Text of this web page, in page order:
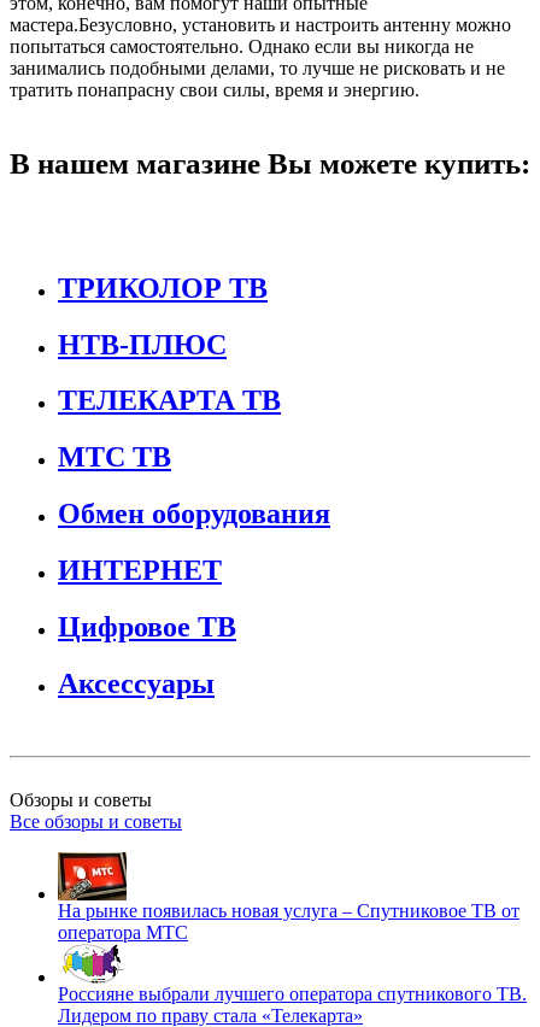
мастера.Безусловно, установить и настроить антенну можно
попытаться самостоятельно. Однако если вы никогда не
занимались подобными делами, то лучше не рисковать и не
тратить понапрасну свои силы, время и энергию.
В нашем магазине Вы можете купить:
ТРИКОЛОР ТВ
НТВ-ПЛЮС
ТЕЛЕКАРТА ТВ
МТС ТВ
Обмен оборудования
ИНТЕРНЕТ
Цифровое ТВ
Аксессуары
Обзоры и советы
Все обзоры и советы
На рынке появилась новая услуга – Спутниковое ТВ от
оператора МТС
Россияне выбрали лучшего оператора спутникового ТВ.
Лидером по праву стала «Телекарта»